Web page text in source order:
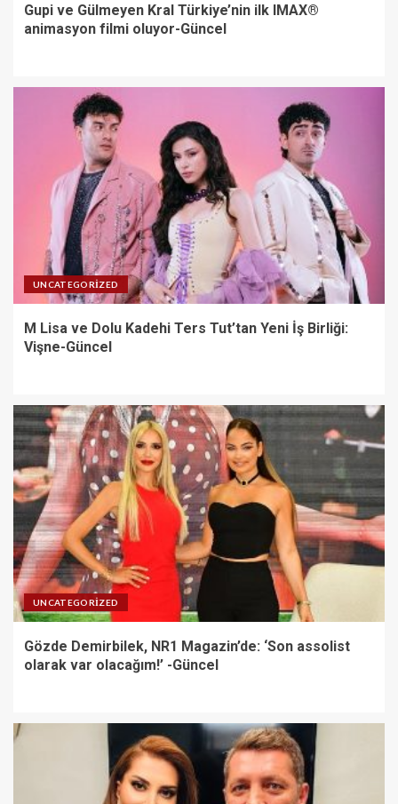
Gupi ve Gülmeyen Kral Türkiye’nin ilk IMAX®
animasyon filmi oluyor-Güncel
UNCATEGORIZED
M Lisa ve Dolu Kadehi Ters Tut’tan Yeni İş Birliği:
Vişne-Güncel
UNCATEGORIZED
Gözde Demirbilek, NR1 Magazin’de: ‘Son assolist
olarak var olacağım!’ -Güncel